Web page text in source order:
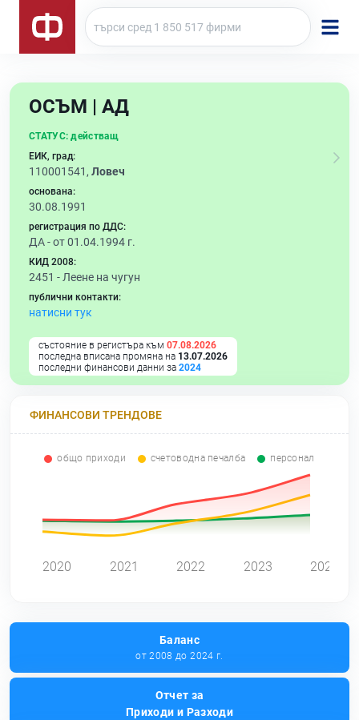
ОСЪМ | АД
СТАТУС: действащ
ЕИК, град:
110001541, Ловеч
основана:
30.08.1991
регистрация по ДДС:
ДА - от 01.04.1994 г.
КИД 2008:
2451 - Леене на чугун
публични контакти:
натисни тук
състояние в регистъра към 07.08.2026
последна вписана промяна на 13.07.2026
последни финансови данни за 2024
ФИНАНСОВИ ТРЕНДОВЕ
общо приходи счетоводна печалба персонал
2020 2021 2022 2023 2024
Баланс
от 2008 до 2024 г.
Отчет за
Приходи и Разходи